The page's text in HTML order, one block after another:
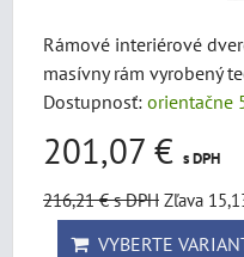
Rámové interiérové
masívny rám vyrobený
Dostupnosť: orientačne
201,07 € s DPH
216,21 €s DPH Zľava
VYBERTE